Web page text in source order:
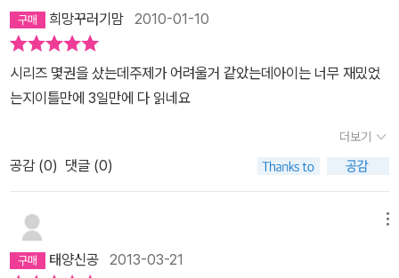
을 먼저 배려해주니 결국 연지 뿐 아니라 경쟁심으로 뾰족한 은미도
마음의 문을 조심스레 열어준다.마음의 귀를 활짝 열어놓으니 모자라
게만 보였던 친구 연지의 재능도 발견하게 되고 개성강한 반아이들과
함께 아름다운 화음을 이룰 수 있었던 게 아닐까!한껏 성숙해진 아이
기를 다룬 [비투스]라는 영화를 보았다.자신의 아들의 천재성을 위해
올인하는 부모가 주는 무거운 부담감에 사고를 기회로 천재성을 잃어
버린 것처럼 연기하는 소년, 그 소년의 마음을 품어주고 연극에 동참
해주는 이가 바로 할아버지였다. 이 책 속의 현이도 엄마는 바쁜 생활
탓에 아이의 말을 귀담아 듣지 못하지만다행히 할아버지가 넉넉한 마
음으로 품어주시고 항상 아이의 말을 들어준다.내 허물은 보지 못하
희망꾸러기맘 2010-01-10
시리즈 몇권을 샀는데주제가 어려울거 같았는데아이는 너무 재밌었
는지이틀만에 3일만에 다 읽네요
더보기
공감 (0) 댓글 (0)
태양신공 2013-03-21